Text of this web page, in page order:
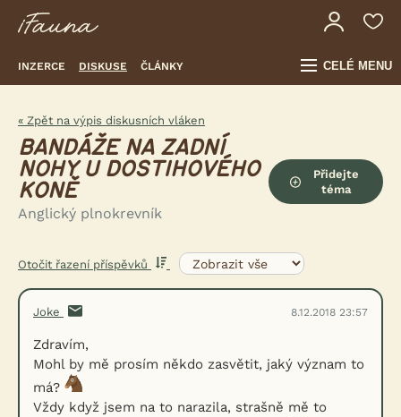
INZERCE DISKUSE ČLÁNKY CELÉ MENU
« Zpět na výpis diskusních vláken
BANDÁŽE NA ZADNÍ
NOHY U DOSTIHOVÉHO
KONĚ
Anglický plnokrevník
Přidejte
téma
Otočit řazení příspěvků
Joke 8.12.2018 23:57
Zdravím,
Mohl by mě prosím někdo zasvětit, jaký význam to
má?
Vždy když jsem na to narazila, strašně mě to